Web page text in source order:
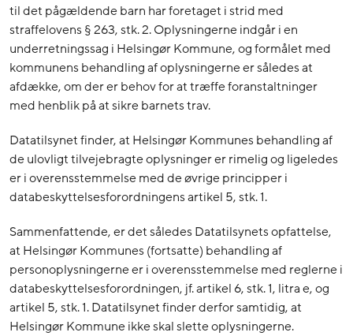
til det pågældende barn har foretaget i strid med
straffelovens § 263, stk. 2. Oplysningerne indgår i en
underretningssag i Helsingør Kommune, og formålet med
kommunens behandling af oplysningerne er således at
afdække, om der er behov for at træffe foranstaltninger
med henblik på at sikre barnets trav.
Datatilsynet finder, at Helsingør Kommunes behandling af
de ulovligt tilvejebragte oplysninger er rimelig og ligeledes
er i overensstemmelse med de øvrige principper i
databeskyttelsesforordningens artikel 5, stk. 1.
Sammenfattende, er det således Datatilsynets opfattelse,
at Helsingør Kommunes (fortsatte) behandling af
personoplysningerne er i overensstemmelse med reglerne i
databeskyttelsesforordningen, jf. artikel 6, stk. 1, litra e, og
artikel 5, stk. 1. Datatilsynet finder derfor samtidig, at
Helsingør Kommune ikke skal slette oplysningerne.